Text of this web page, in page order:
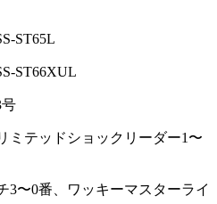
ST65L
テッドショックリーダー1〜
3〜0番、ワッキーマスターライ